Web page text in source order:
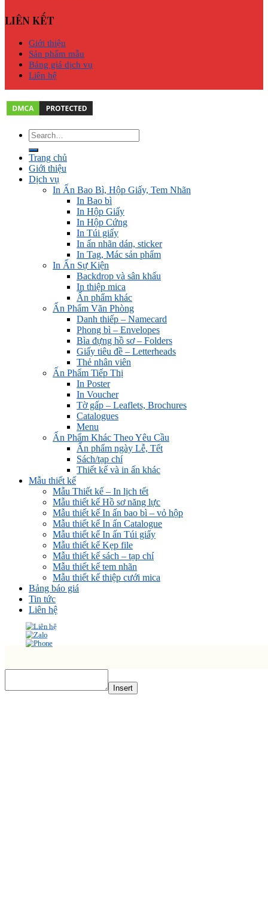
LIÊN KẾT
Giới thiệu
Sản phẩm mẫu
Bảng giá dịch vụ
Liên hệ
Trang chủ
Giới thiệu
Dịch vụ
In Ấn Bao Bì, Hộp Giấy, Tem Nhãn
In Bao bì
In Hộp Giấy
In Hộp Cứng
In Túi giấy
In ấn nhãn dán, sticker
In Tag, Mác sản phẩm
In Ấn Sự Kiện
Backdrop và sân khấu
In thiệp mica
Ấn phẩm khác
Ấn Phẩm Văn Phòng
Danh thiếp – Namecard
Phong bì – Envelopes
Bìa đựng hồ sơ – Folders
Giấy tiêu đề – Letterheads
Thẻ nhân viên
Ấn Phẩm Tiếp Thị
In Poster
In Voucher
Tờ gấp – Leaflets, Brochures
Catalogues
Menu
Ấn Phẩm Khác Theo Yêu Cầu
Ấn phẩm ngày Lễ, Tết
Sách/tạp chí
Thiết kế và in ấn khác
Mẫu thiết kế
Mẫu Thiết kế – In lịch tết
Mẫu thiết kế Hồ sơ năng lực
Mẫu thiết kế In ấn bao bì – vỏ hộp
Mẫu thiết kế In ấn Catalogue
Mẫu thiết kế In ấn Túi giấy
Mẫu thiết kế Kẹp file
Mẫu thiết kế sách – tạp chí
Mẫu thiết kế tem nhãn
Mẫu thiết kế thiệp cưới mica
Bảng báo giá
Tin tức
Liên hệ
Insert